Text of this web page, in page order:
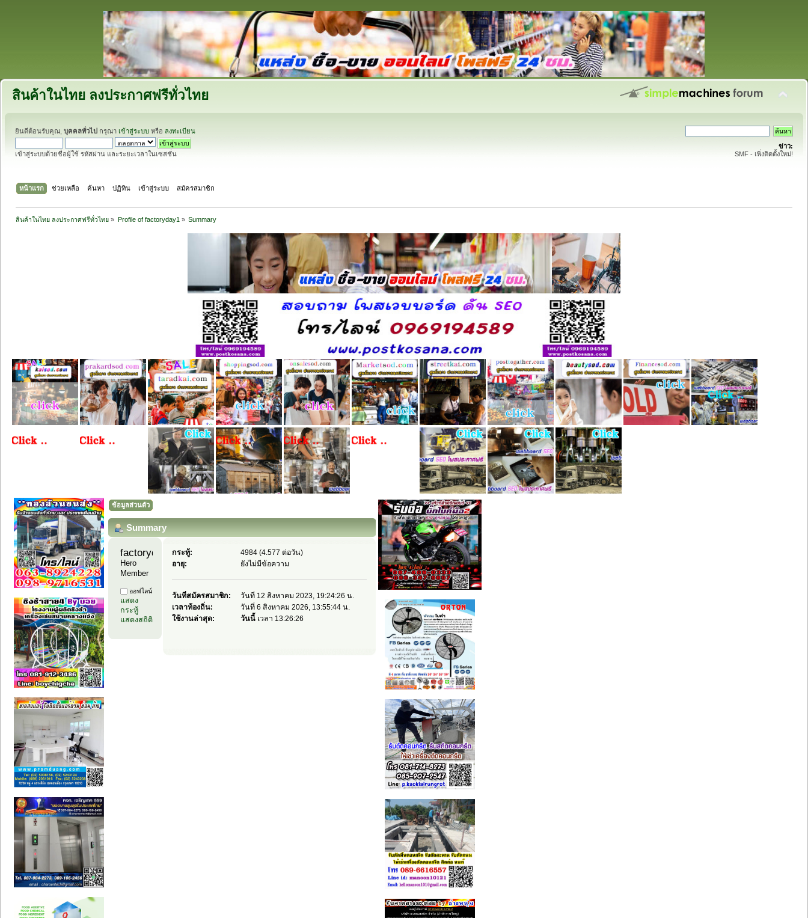
สินค้าในไทย ลงประกาศฟรีทั่วไทย
ยินดีต้อนรับคุณ, บุคคลทั่วไป กรุณา เข้าสู่ระบบ หรือ ลงทะเบียน
เข้าสู่ระบบด้วยชื่อผู้ใช้ รหัสผ่าน และระยะเวลาในเซสชั่น
ข่าว:
SMF - เพิ่งติดตั้งใหม่!
หน้าแรก ช่วยเหลือ ค้นหา ปฏิทิน เข้าสู่ระบบ สมัครสมาชิก
สินค้าในไทย ลงประกาศฟรีทั่วไทย » Profile of factoryday1 » Summary
ข้อมูลส่วนตัว
Summary
factoryday1
Hero
Member
ออฟไลน์
แสดง
กระทู้
แสดงสถิติ
กระทู้:
4984 (4.577 ต่อวัน)
อายุ:
ยังไม่มีข้อความ
วันที่สมัครสมาชิก:
วันที่ 12 สิงหาคม 2023, 19:24:26 น.
เวลาท้องถิ่น:
วันที่ 6 สิงหาคม 2026, 13:55:44 น.
ใช้งานล่าสุด:
วันนี้เวลา 13:26:26